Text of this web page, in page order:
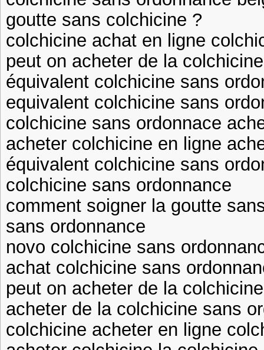
goutte sans colchicine ?
colchicine achat en ligne
peut on acheter de la
équivalent colchicine sans
equivalent colchicine sans
colchicine sans ordonnace
acheter colchicine en ligne
équivalent colchicine sans
colchicine sans ordonnance
comment soigner la goutte
sans ordonnance
novo colchicine sans
achat colchicine sans
peut on acheter de la
acheter de la colchicine sans
colchicine acheter en ligne